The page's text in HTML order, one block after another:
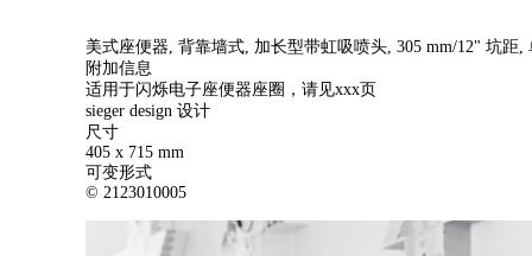
美式座便器, 背靠墙式, 加长型带虹吸喷头, 305 mm/12" 坑距,
附加信息
适用于闪烁电子座便器座圈，请见xxx页
sieger design 设计
尺寸
405 x 715 mm
可变形式
© 2123010005